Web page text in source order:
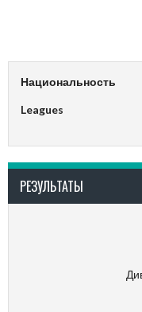
Национальность
Leagues
РЕЗУЛЬТАТЫ